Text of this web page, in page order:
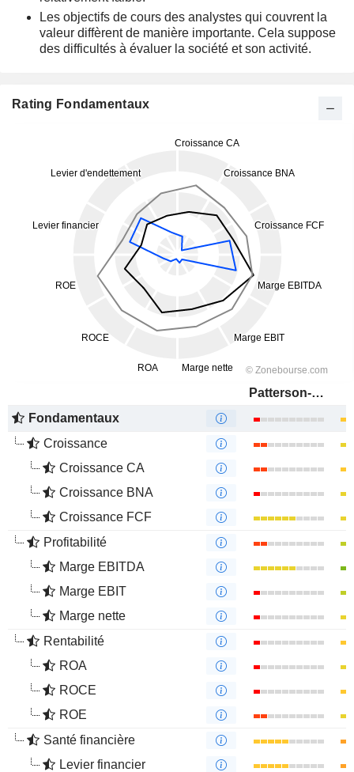
Les objectifs de cours des analystes qui couvrent la
valeur diffèrent de manière importante. Cela suppose
des difficultés à évaluer la société et son activité.
Rating Fondamentaux
Patterson-UTI Energy, Inc.
Fondamentaux
Croissance
Croissance CA
Croissance BNA
Croissance FCF
Profitabilité
Marge EBITDA
Marge EBIT
Marge nette
Rentabilité
ROA
ROCE
ROE
Santé financière
Levier financier